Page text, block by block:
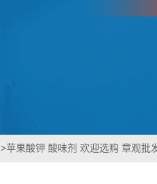
>苹果酸钾 酸味剂 欢迎选购 章观批